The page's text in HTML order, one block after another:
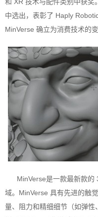
中选出，表彰了 Haply
MinVerse 确立为消费技术的变
MinVerse是一款最新款的
域。MinVerse 具有先进的触
量、阻力和精细细节（如弹